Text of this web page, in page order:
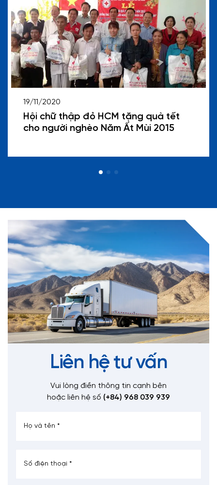
19/11/2020
Hội chữ thập đỏ HCM tặng quà tết
cho người nghèo Năm Ất Mùi 2015
Liên hệ tư vấn
Vui lòng điền thông tin cạnh bên
hoặc liên hệ số (+84) 968 039 939